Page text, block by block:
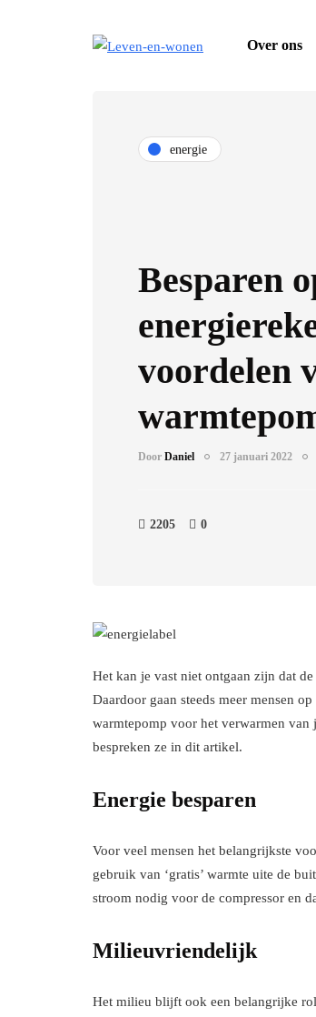
Over ons
energie
Besparen
voordelen
Door Daniel 27 januari 2022
2205 0
Het kan je vast niet ontgaan zijn dat
Daardoor gaan steeds meer mensen
warmtepomp voor het verwarmen van
bespreken ze in dit artikel.
Energie besparen
Voor veel mensen het belangrijkste
gebruik van ‘gratis’ warmte uite de
stroom nodig voor de compressor en
Milieuvriendelijk
Het milieu blijft ook een belangrijke